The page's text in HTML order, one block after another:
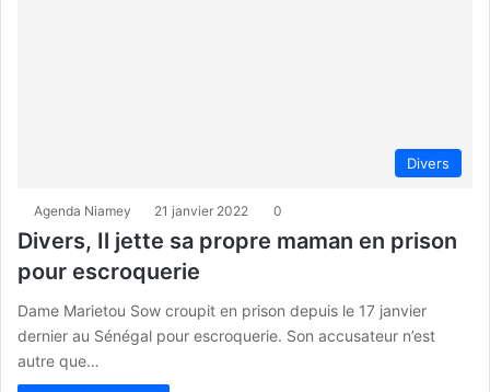
Divers
Agenda Niamey 21 janvier 2022 0
Divers, Il jette sa propre maman en prison
pour escroquerie
Dame Marietou Sow croupit en prison depuis le 17 janvier
dernier au Sénégal pour escroquerie. Son accusateur n’est
autre que…